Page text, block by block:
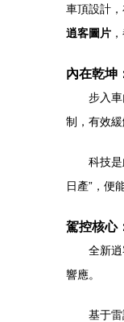
車頂設計
逍客圖片
內在乾坤
步入
制，有效緩
科技
日產”，便
駕控核心
全新
響應。
基于